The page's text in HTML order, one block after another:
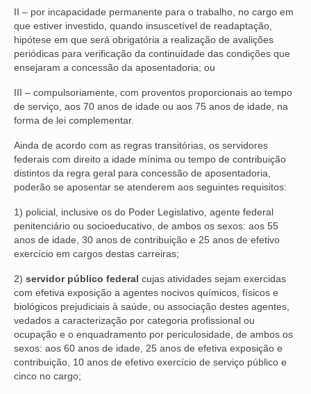
II – por incapacidade permanente para o trabalho, no cargo em
que estiver investido, quando insuscetível de readaptação,
hipótese em que será obrigatória a realização de avalições
periódicas para verificação da continuidade das condições que
ensejaram a concessão da aposentadoria; ou
III – compulsoriamente, com proventos proporcionais ao tempo
de serviço, aos 70 anos de idade ou aos 75 anos de idade, na
forma de lei complementar.
Ainda de acordo com as regras transitórias, os servidores
federais com direito a idade mínima ou tempo de contribuição
distintos da regra geral para concessão de aposentadoria,
poderão se aposentar se atenderem aos seguintes requisitos:
1) policial, inclusive os do Poder Legislativo, agente federal
penitenciário ou socioeducativo, de ambos os sexos: aos 55
anos de idade, 30 anos de contribuição e 25 anos de efetivo
exercício em cargos destas carreiras;
2) servidor público federal cujas atividades sejam exercidas
com efetiva exposição a agentes nocivos químicos, físicos e
biológicos prejudiciais à saúde, ou associação destes agentes,
vedados a caracterização por categoria profissional ou
ocupação e o enquadramento por periculosidade, de ambos os
sexos: aos 60 anos de idade, 25 anos de efetiva exposição e
contribuição, 10 anos de efetivo exercício de serviço público e
cinco no cargo;